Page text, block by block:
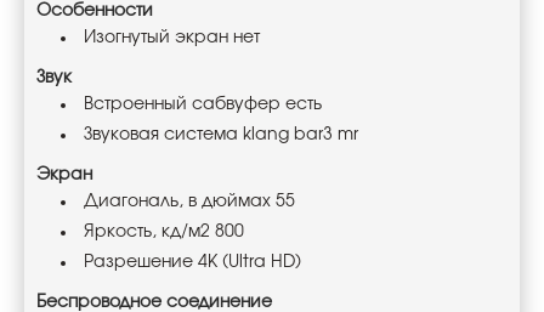
Особенности
Изогнутый экран нет
Звук
Встроенный сабвуфер есть
Звуковая система klang bar3 mr
Экран
Диагональ, в дюймах 55
Яркость, кд/м2 800
Разрешение 4K (Ultra HD)
Беспроводное соединение